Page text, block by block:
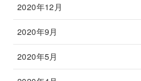
2020年12月
2020年9月
2020年5月